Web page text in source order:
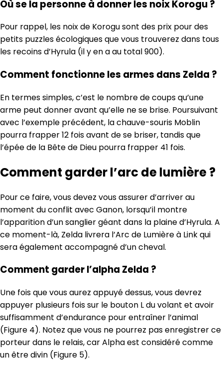
Où se la personne à donner les noix Korogu ?
Pour rappel, les noix de Korogu sont des prix pour des
petits puzzles écologiques que vous trouverez dans tous
les recoins d’Hyrula (il y en a au total 900).
Comment fonctionne les armes dans Zelda ?
En termes simples, c’est le nombre de coups qu’une
arme peut donner avant qu’elle ne se brise. Poursuivant
avec l’exemple précédent, la chauve-souris Moblin
pourra frapper 12 fois avant de se briser, tandis que
l’épée de la Bête de Dieu pourra frapper 41 fois.
Comment garder l’arc de lumière ?
Pour ce faire, vous devez vous assurer d’arriver au
moment du conflit avec Ganon, lorsqu’il montre
l’apparition d’un sanglier géant dans la plaine d’Hyrula. A
ce moment-là, Zelda livrera l’Arc de Lumière à Link qui
sera également accompagné d’un cheval.
Comment garder l’alpha Zelda ?
Une fois que vous aurez appuyé dessus, vous devrez
appuyer plusieurs fois sur le bouton L du volant et avoir
suffisamment d’endurance pour entraîner l’animal
(Figure 4). Notez que vous ne pourrez pas enregistrer ce
porteur dans le relais, car Alpha est considéré comme
un être divin (Figure 5).